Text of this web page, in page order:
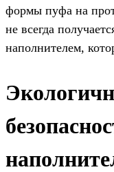
формы пуфа на
не всегда
наполнителем,